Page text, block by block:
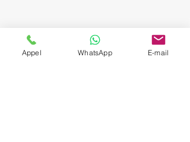
Contact us
To book our private chauffeur services
Appel WhatsApp E-mail